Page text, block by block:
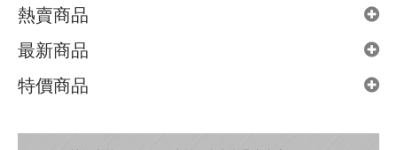
熱賣商品
最新商品
特價商品